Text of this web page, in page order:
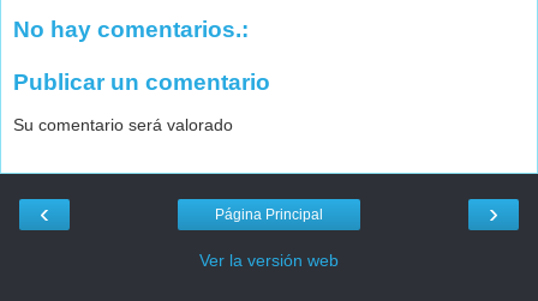
No hay comentarios.:
Publicar un comentario
Su comentario será valorado
‹ ›
Página Principal
Ver la versión web